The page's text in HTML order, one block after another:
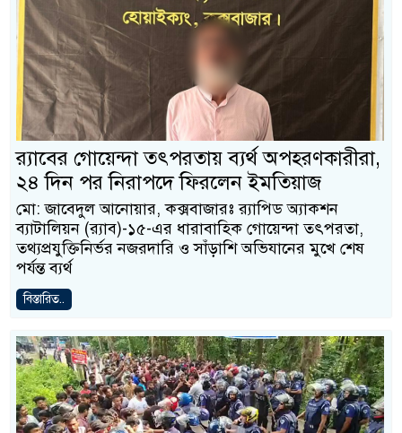
র‍্যাবের গোয়েন্দা তৎপরতায় ব্যর্থ অপহরণকারীরা,
২৪ দিন পর নিরাপদে ফিরলেন ইমতিয়াজ
মো: জাবেদুল আনোয়ার, কক্সবাজারঃ র‍্যাপিড অ্যাকশন
ব্যাটালিয়ন (র‍্যাব)-১৫-এর ধারাবাহিক গোয়েন্দা তৎপরতা,
তথ্যপ্রযুক্তিনির্ভর নজরদারি ও সাঁড়াশি অভিযানের মুখে শেষ
পর্যন্ত ব্যর্থ
বিস্তারিত..